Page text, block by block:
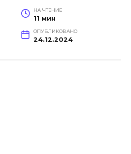
НА ЧТЕНИЕ
11 мин
ОПУБЛИКОВАНО
24.12.2024